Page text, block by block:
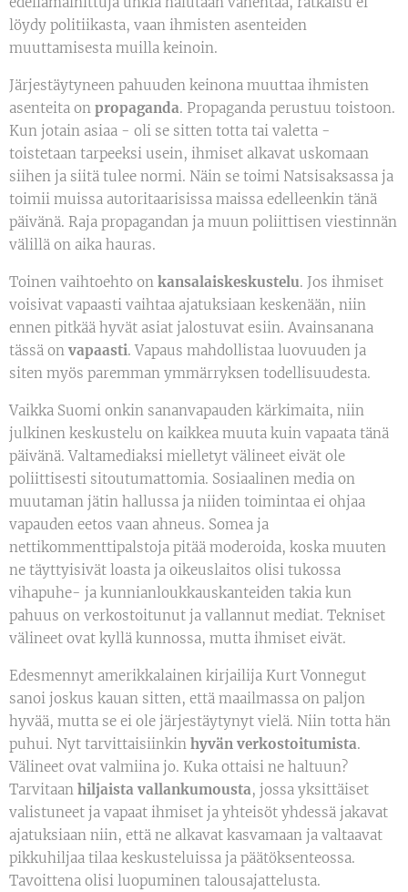
löydy politiikasta, vaan ihmisten asenteiden
muuttamisesta muilla keinoin.
Järjestäytyneen pahuuden keinona muuttaa ihmisten
asenteita on propaganda. Propaganda perustuu toistoon.
Kun jotain asiaa - oli se sitten totta tai valetta -
toistetaan tarpeeksi usein, ihmiset alkavat uskomaan
siihen ja siitä tulee normi. Näin se toimi Natsisaksassa ja
toimii muissa autoritaarisissa maissa edelleenkin tänä
päivänä. Raja propagandan ja muun poliittisen viestinnän
välillä on aika hauras.
Toinen vaihtoehto on kansalaiskeskustelu. Jos ihmiset
voisivat vapaasti vaihtaa ajatuksiaan keskenään, niin
ennen pitkää hyvät asiat jalostuvat esiin. Avainsanana
tässä on vapaasti. Vapaus mahdollistaa luovuuden ja
siten myös paremman ymmärryksen todellisuudesta.
Vaikka Suomi onkin sananvapauden kärkimaita, niin
julkinen keskustelu on kaikkea muuta kuin vapaata tänä
päivänä. Valtamediaksi mielletyt välineet eivät ole
poliittisesti sitoutumattomia. Sosiaalinen media on
muutaman jätin hallussa ja niiden toimintaa ei ohjaa
vapauden eetos vaan ahneus. Somea ja
nettikommenttipalstoja pitää moderoida, koska muuten
ne täyttyisivät loasta ja oikeuslaitos olisi tukossa
vihapuhe- ja kunnianloukkauskanteiden takia kun
pahuus on verkostoitunut ja vallannut mediat. Tekniset
välineet ovat kyllä kunnossa, mutta ihmiset eivät.
Edesmennyt amerikkalainen kirjailija Kurt Vonnegut
sanoi joskus kauan sitten, että maailmassa on paljon
hyvää, mutta se ei ole järjestäytynyt vielä. Niin totta hän
puhui. Nyt tarvittaisiinkin hyvän verkostoitumista.
Välineet ovat valmiina jo. Kuka ottaisi ne haltuun?
Tarvitaan hiljaista vallankumousta, jossa yksittäiset
valistuneet ja vapaat ihmiset ja yhteisöt yhdessä jakavat
ajatuksiaan niin, että ne alkavat kasvamaan ja valtaavat
pikkuhiljaa tilaa keskusteluissa ja päätöksenteossa.
Tavoittena olisi luopuminen talousajattelusta.